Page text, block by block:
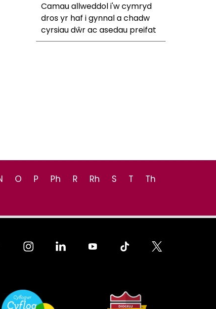
Camau allweddol i'w cymryd
dros yr haf i gynnal a chadw
cyrsiau dŵr ac asedau preifat
O P Ph R Rh S T
Th